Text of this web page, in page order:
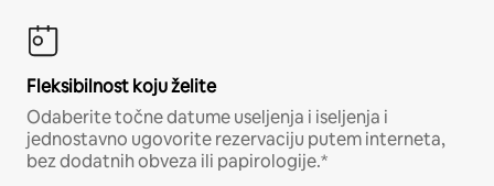
Fleksibilnost koju želite
Odaberite točne datume useljenja i iseljenja i
jednostavno ugovorite rezervaciju putem interneta,
bez dodatnih obveza ili papirologije.*